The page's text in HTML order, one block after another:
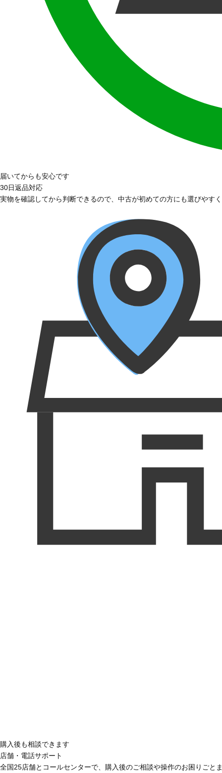
届いてからも安心です
30日返品対応
実物を確認してから判断できるので、中古が初めての方にも選びやす
購入後も相談できます
店舗・電話サポート
全国25店舗とコールセンターで、購入後のご相談や操作のお困りごと